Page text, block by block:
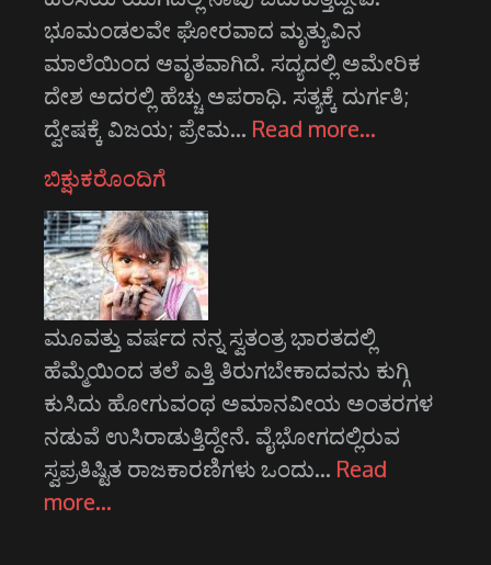
ಭೂಮಂಡಲವೇ ಘೋರವಾದ ಮೃತ್ಯುವಿನ
ಮಾಲೆಯಿಂದ ಆವೃತವಾಗಿದೆ. ಸದ್ಯದಲ್ಲಿ ಅಮೇರಿಕ
ದೇಶ ಅದರಲ್ಲಿ ಹೆಚ್ಚು ಅಪರಾಧಿ. ಸತ್ಯಕ್ಕೆ ದುರ್ಗತಿ;
ದ್ವೇಷಕ್ಕೆ ವಿಜಯ; ಪ್ರೇಮ… Read more…
ಬಿಕ್ಷುಕರೊಂದಿಗೆ
ಮೂವತ್ತು ವರ್ಷದ ನನ್ನ ಸ್ವತಂತ್ರ ಭಾರತದಲ್ಲಿ
ಹೆಮ್ಮೆಯಿಂದ ತಲೆ ಎತ್ತಿ ತಿರುಗಬೇಕಾದವನು ಕುಗ್ಗಿ
ಕುಸಿದು ಹೋಗುವಂಥ ಅಮಾನವೀಯ ಅಂತರಗಳ
ನಡುವೆ ಉಸಿರಾಡುತ್ತಿದ್ದೇನೆ. ವೈಭೋಗದಲ್ಲಿರುವ
ಸ್ವಪ್ರತಿಷ್ಟಿತ ರಾಜಕಾರಣಿಗಳು ಒಂದು… Read
more…